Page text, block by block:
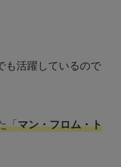
も活躍しているので
「マン・フロム・ト